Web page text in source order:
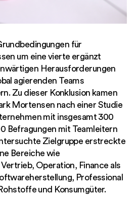
für
um eine vierte ergänzt
Herausforderungen
agierenden Teams
Zu dieser Konklusion kamen
Mortensen nach einer Studie
mit insgesamt 300
Befragungen mit Teamleitern
Zielgruppe erstreckte
Bereiche wie
Operation, Finance als
Professional
und Konsumgüter.